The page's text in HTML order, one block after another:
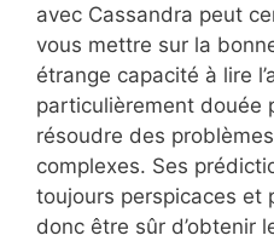
avec Cassandra peut
vous mettre sur la
étrange capacité à lire
particulièrement douée
résoudre des
complexes. Ses
toujours perspicaces et
donc être sûr d’obtenir